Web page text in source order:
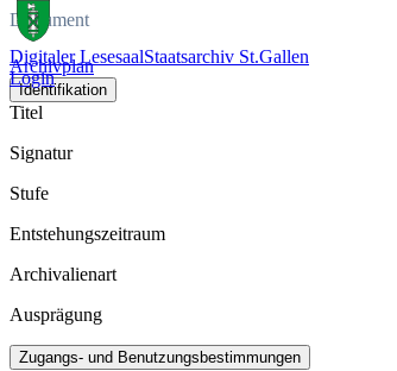
Digitaler LesesaalStaatsarchiv St.Gallen
Login
Dokument
Archivplan
Identifikation
Titel
Signatur
Stufe
Entstehungszeitraum
Archivalienart
Ausprägung
Zugangs- und Benutzungsbestimmungen